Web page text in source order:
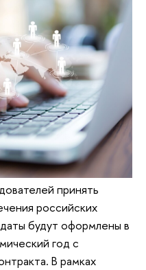
принять
российских
будут оформлены в
год с
В рамках